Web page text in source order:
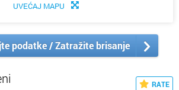
UVEĆAJ MAPU
podatke / Zatražite brisanje
RATE